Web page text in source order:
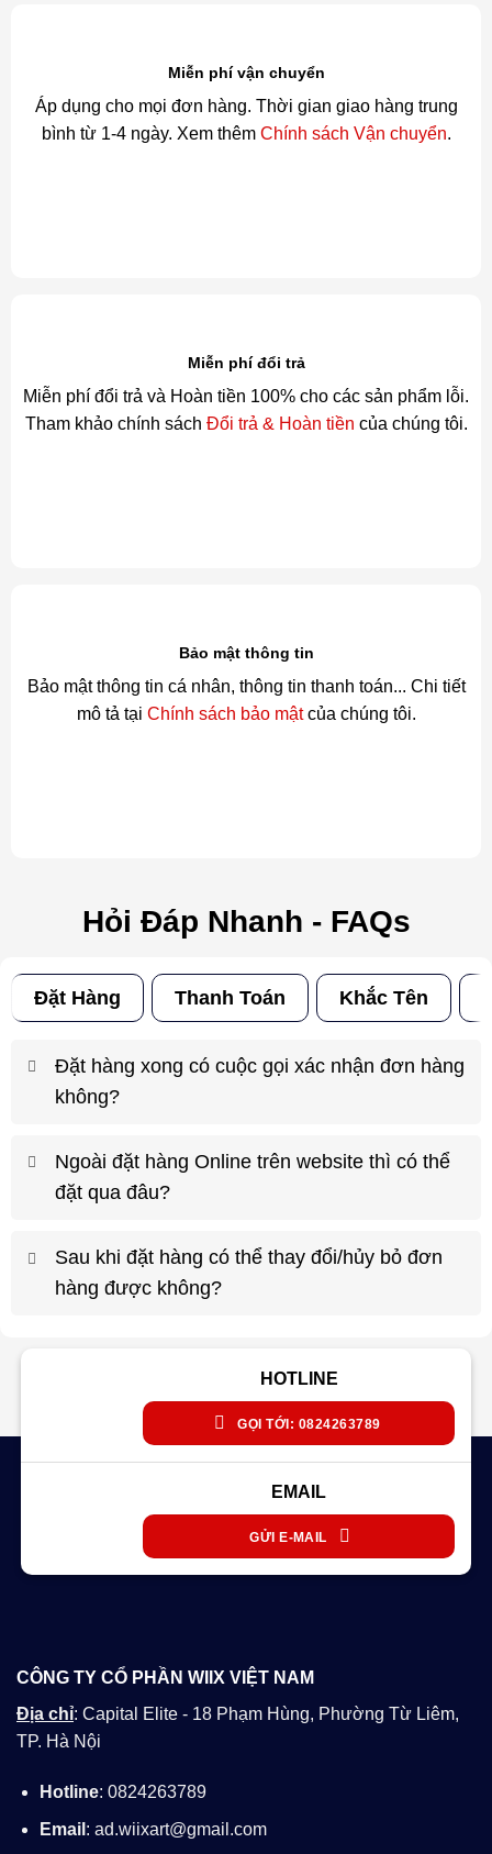
Miễn phí vận chuyển
Áp dụng cho mọi đơn hàng. Thời gian giao hàng trung
bình từ 1-4 ngày. Xem thêm Chính sách Vận chuyển.
Miễn phí đổi trả
Miễn phí đổi trả và Hoàn tiền 100% cho các sản phẩm lỗi.
Tham khảo chính sách Đổi trả & Hoàn tiền của chúng tôi.
Bảo mật thông tin
Bảo mật thông tin cá nhân, thông tin thanh toán... Chi tiết
mô tả tại Chính sách bảo mậtcủa chúng tôi.
Hỏi Đáp Nhanh - FAQs
Đặt Hàng Thanh Toán Khắc Tên
Đặt hàng xong có cuộc gọi xác nhận đơn hàng
không?
Ngoài đặt hàng Online trên website thì có thể
đặt qua đâu?
Sau khi đặt hàng có thể thay đổi/hủy bỏ đơn
hàng được không?
HOTLINE
GỌI TỚI: 0824263789
EMAIL
GỬI E-MAIL
CÔNG TY CỔ PHẦN WIIX VIỆT NAM
Địa chỉ: Capital Elite - 18 Phạm Hùng, Phường Từ Liêm,
TP. Hà Nội
Hotline: 0824263789
Email : ad.wiixart@gmail.com